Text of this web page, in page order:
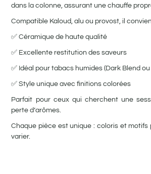
dans la colonne, assurant une chauffe
Compatible Kaloud, alu ou provost, il
✅ Céramique de haute qualité
✅ Excellente restitution des saveurs
✅ Idéal pour tabacs humides (Dark Blend
✅ Style unique avec finitions colorées
Parfait pour ceux qui cherchent une
perte d’arômes.
Chaque pièce est unique : coloris et
varier.